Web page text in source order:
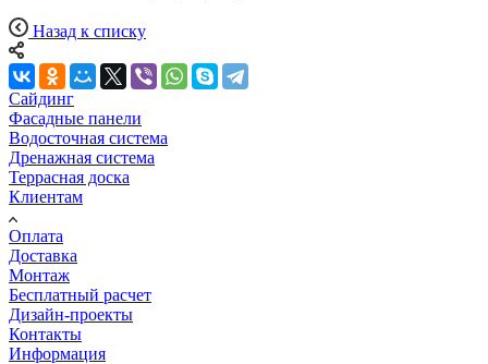
Назад к списку
Сайдинг
Фасадные панели
Водосточная система
Дренажная система
Террасная доска
Клиентам
Оплата
Доставка
Монтаж
Бесплатный расчет
Дизайн-проекты
Контакты
Информация